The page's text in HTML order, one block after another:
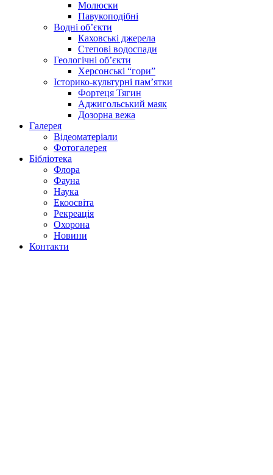
Молюски
Павукоподібні
Водні об’єкти
Каховські джерела
Степові водоспади
Геологічні об’єкти
Херсонські “гори”
Історико-культурні пам’ятки
Фортеця Тягин
Аджигольський маяк
Дозорна вежа
Галерея
Відеоматеріали
Фотогалерея
Бібліотека
Флора
Фауна
Наука
Екоосвіта
Рекреація
Охорона
Новини
Контакти